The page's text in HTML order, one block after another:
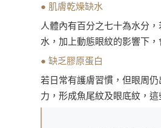
● 肌膚乾燥缺水
人體內有百分之七十為水分
水，加上動態眼紋的影響下
● 缺乏膠原蛋白
若日常有護膚習慣，但眼周
力，形成魚尾紋及眼底紋，